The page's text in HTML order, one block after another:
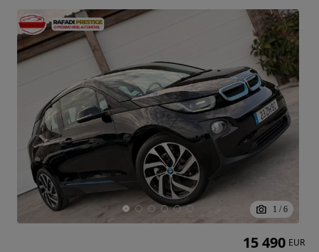
1 / 6
15 490 EUR